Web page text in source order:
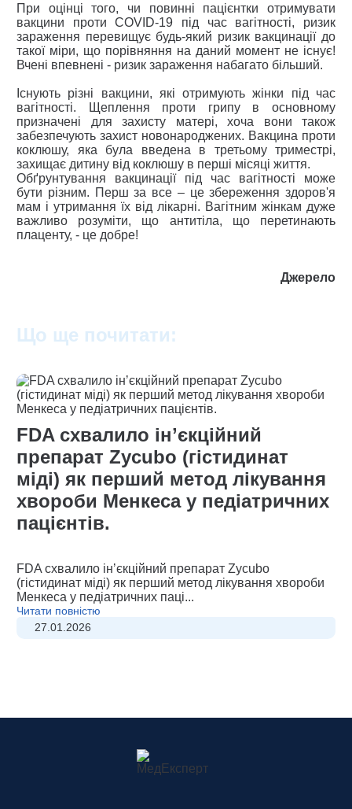
При оцінці того, чи повинні пацієнтки отримувати
вакцини проти COVID-19 під час вагітності, ризик
зараження перевищує будь-який ризик вакцинації до
такої міри, що порівняння на даний момент не існує!
Вчені впевнені - ризик зараження набагато більший.
Існують різні вакцини, які отримують жінки під час
вагітності. Щеплення проти грипу в основному
призначені для захисту матері, хоча вони також
забезпечують захист новонароджених. Вакцина проти
коклюшу, яка була введена в третьому триместрі,
захищає дитину від коклюшу в перші місяці життя.
Обґрунтування вакцинації під час вагітності може
бути різним. Перш за все – це збереження здоров'я
мам і утримання їх від лікарні. Вагітним жінкам дуже
важливо розуміти, що антитіла, що перетинають
плаценту, - це добре!
Джерело
Що ще почитати:
FDA схвалило інʼєкційний
препарат Zycubo (гістидинат
міді) як перший метод лікування
хвороби Менкеса у педіатричних
пацієнтів.
FDA схвалило інʼєкційний препарат Zycubo
(гістидинат міді) як перший метод лікування хвороби
Менкеса у педіатричних паці...
Читати повністю
27.01.2026
продовжено до 72 годин
Дорогі медичні працівники та провайдери БПР!
Маємо найочікуванішу новину: ми щойно отримали
Офтальмологічні катастрофи та
коморбідність: сучасний погляд
на складні випадки
наукові факти
Біостатистика та епідеміологія: